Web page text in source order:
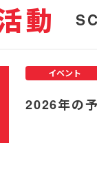
動
2026年の
イベント